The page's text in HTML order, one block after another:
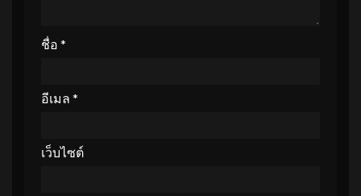
ชื่อ *
อีเมล *
เว็บไซต์